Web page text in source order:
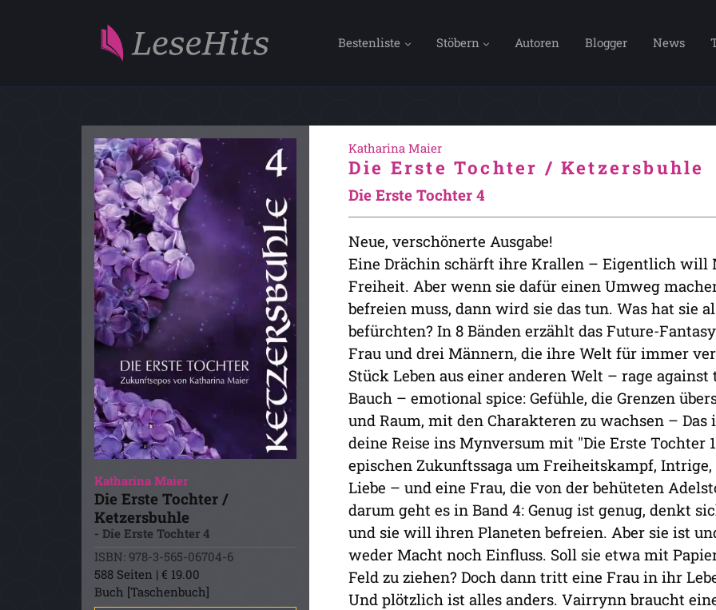
Bestenliste Stöbern Autoren Blogger News
Katharina Maier
Die Erste Tochter /
Ketzersbuhle
- Die Erste Tochter 4
ISBN: 978-3-565-06704-6
588 Seiten | € 19.00
Buch [Taschenbuch]
Katharina Maier
Die Erste Tochter / Ketzersbuhle
Die Erste Tochter 4
Neue, verschönerte Ausgabe!
Eine Drächin schärft ihre Krallen – Eigentlich will
Freiheit. Aber wenn sie dafür einen Umweg
befreien muss, dann wird sie das tun. Was hat sie
befürchten? In 8 Bänden erzählt das Future-
Frau und drei Männern, die ihre Welt für immer
Stück Leben aus einer anderen Welt – rage
Bauch – emotional spice: Gefühle, die Grenzen
und Raum, mit den Charakteren zu wachsen – Das
deine Reise ins Mynversum mit "Die Erste Tochter
epischen Zukunftssaga um Freiheitskampf,
Liebe – und eine Frau, die von der behüteten
darum geht es in Band 4: Genug ist genug, denkt
und sie will ihren Planeten befreien. Aber sie ist
weder Macht noch Einfluss. Soll sie etwa mit
Feld zu ziehen? Doch dann tritt eine Frau in ihr
Und plötzlich ist alles anders. Vairrynn braucht